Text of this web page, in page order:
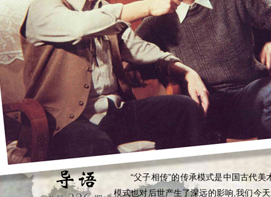
“父子相传”的传承模式是中国古代
模式也对后世产生了深远的影响,我们今